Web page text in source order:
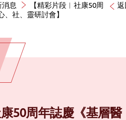
返
息
【精彩片段︱​社康50周
社、靈研討會】
康50周年誌慶《基層醫